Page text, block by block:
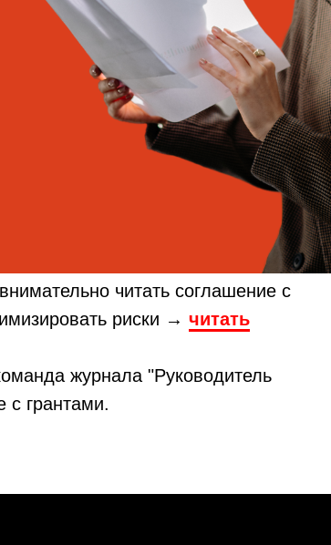
читать соглашение с
риски → читать
журнала "Руководитель
грантами.